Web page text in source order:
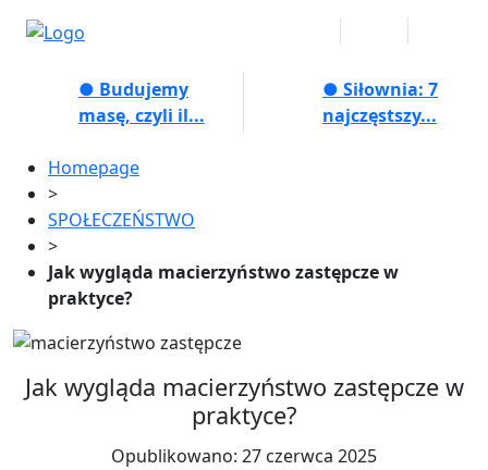
● Budujemy
masę, czyli il...
● Siłownia: 7
najczęstszy...
Homepage
>
SPOŁECZEŃSTWO
>
Jak wygląda macierzyństwo zastępcze w
praktyce?
Jak wygląda macierzyństwo zastępcze w
praktyce?
Opublikowano: 27 czerwca 2025